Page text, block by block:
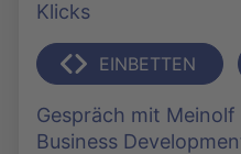
Klicks
EINBETTEN
Gespräch mit
Business